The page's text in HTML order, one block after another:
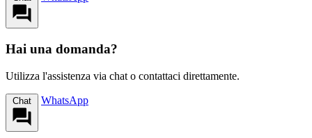
Hai una domanda?
Utilizza l'assistenza via chat o contattaci direttamente.
Chat WhatsApp